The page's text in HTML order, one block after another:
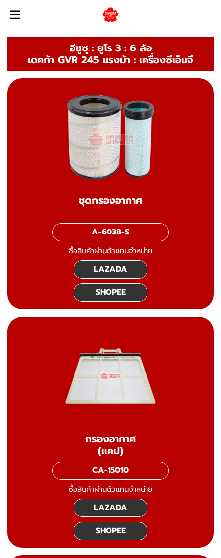
อีซูซุ : ยูโร 3 : 6 ล้อ
เดคก้า GVR 245 แรงม้า : เครื่องซีเอ็นจี
ชุดกรองอากาศ
A-6038-S
ซื้อสินค้าผ่านตัวแทนจำหน่าย
LAZADA
SHOPEE
กรองอากาศ
(แคป)
CA-15010
ซื้อสินค้าผ่านตัวแทนจำหน่าย
LAZADA
SHOPEE